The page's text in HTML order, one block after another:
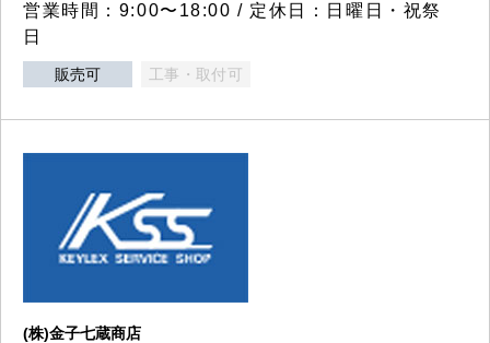
営業時間：9:00〜18:00 / 定休日：日曜日・祝祭
日
販売可 工事・取付可
(株)金子七蔵商店